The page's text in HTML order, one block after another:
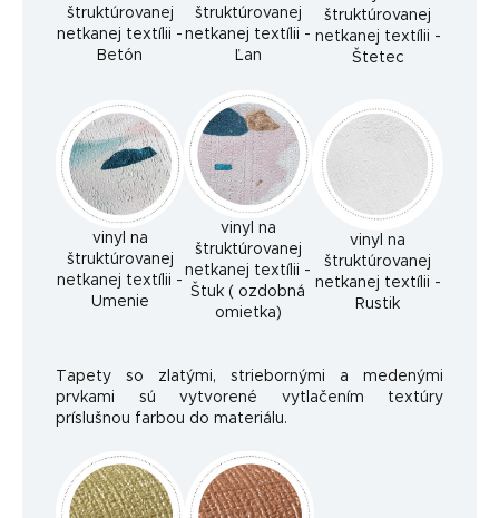
štruktúrovanej
netkanej textílii -
Betón
štruktúrovanej
netkanej textílii -
Ľan
štruktúrovanej
netkanej textílii -
Štetec
vinyl na
štruktúrovanej
netkanej textílii -
Umenie
vinyl na
štruktúrovanej
netkanej textílii -
Štuk ( ozdobná
omietka)
vinyl na
štruktúrovanej
netkanej textílii -
Rustik
Tapety so zlatými, striebornými a medenými
prvkami sú vytvorené vytlačením textúry
príslušnou farbou do materiálu.